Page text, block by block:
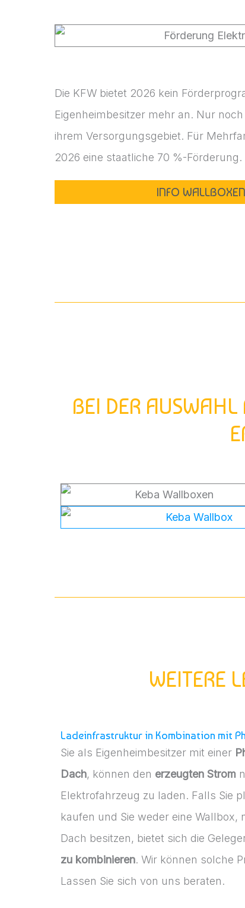
Die KFW bietet 2026 kein
Eigenheimbesitzer mehr an. Nur
ihrem Versorgungsgebiet. Für
2026 eine staatliche 70 %-Förderung.
INFO
BEI DER
WEITERE
Ladeinfrastruktur in Kombination mit
Sie als Eigenheimbesitzer mit einer
Dach, können den erzeugten Strom
Elektrofahrzeug zu laden. Falls Sie
kaufen und Sie weder eine Wallbox,
Dach besitzen, bietet sich die
zu kombinieren. Wir können solche
Lassen Sie sich von uns beraten.